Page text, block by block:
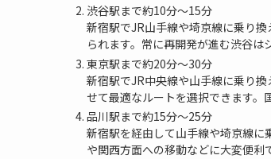
渋谷駅まで約10分～15分
新宿駅でJR山手線や埼京線に乗り
られます。常に再開発が進む渋谷は
東京駅まで約20分～30分
新宿駅でJR中央線や山手線に乗り
せて最適なルートを選択できます。
品川駅まで約15分～25分
新宿駅を経由して山手線や埼京線
や関西方面への移動などに大変便利